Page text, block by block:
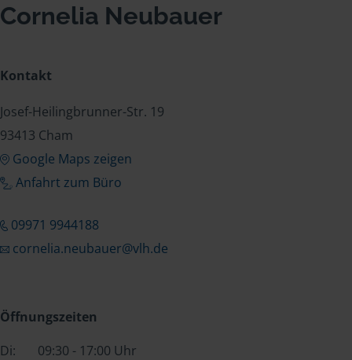
Cornelia Neubauer
Kontakt
Josef-Heilingbrunner-Str. 19
93413 Cham
Google Maps zeigen
Anfahrt zum Büro
09971 9944188
cornelia.neubauer@vlh.de
Öffnungszeiten
Di:
09:30 - 17:00 Uhr